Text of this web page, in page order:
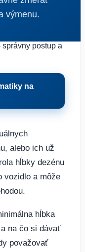
výmenu.
na
alebo ich už
hĺbky dezénu
vozidlo a môže
hĺbka
na čo si dávať
považovať